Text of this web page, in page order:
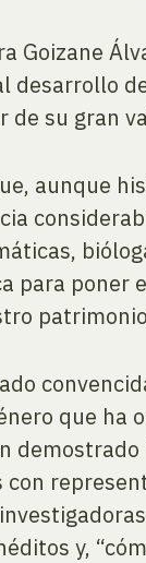
Goizane
desarrollo
de su gran
aunque
para poner
que ha
con
y,